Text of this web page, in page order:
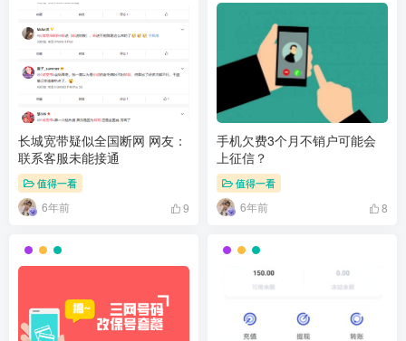
长城宽带疑似全国断网 网友：
联系客服未能接通
值得一看
6年前 9
手机欠费3个月不销户可能会
上征信？
值得一看
6年前 8